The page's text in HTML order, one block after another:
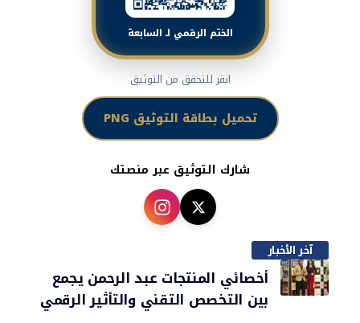
الختم الرقمي لـ السابعة
انقر للتحقق من التوثيق
تحميل بطاقة التوثيق PNG
شارك التوثيق عبر منصتك
آخر الأخبار
أخصائي المنتجات عبد الرحمن يجمع
بين التخصص التقني والتأثير الرقمي